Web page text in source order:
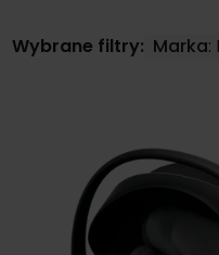
Wybrane filtry: Marka: